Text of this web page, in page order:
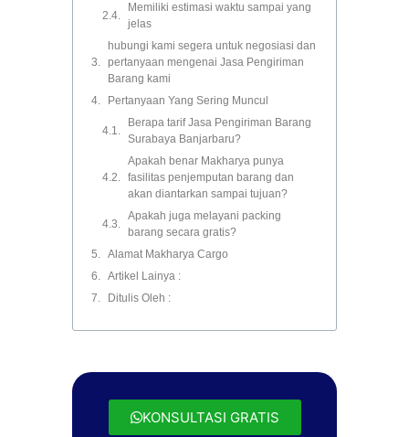
Memiliki estimasi waktu sampai yang
jelas
hubungi kami segera untuk negosiasi dan
pertanyaan mengenai Jasa Pengiriman
Barang kami
Pertanyaan Yang Sering Muncul
Berapa tarif Jasa Pengiriman Barang
Surabaya Banjarbaru?
Apakah benar Makharya punya
fasilitas penjemputan barang dan
akan diantarkan sampai tujuan?
Apakah juga melayani packing
barang secara gratis?
Alamat Makharya Cargo
Artikel Lainya :
Ditulis Oleh :
KONSULTASI GRATIS